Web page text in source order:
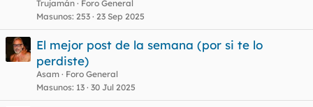
Trujamán
Foro General
Masunos 253 23 Sep 2025
El mejor post de la semana (por si te lo
perdiste)
Asam
Foro General
Masunos 13 30 Jul 2025